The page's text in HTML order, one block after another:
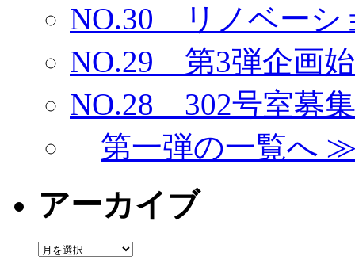
NO.30 リノベーシ
NO.29 第3弾企画
NO.28 302号室募
第一弾の一覧へ
アーカイブ